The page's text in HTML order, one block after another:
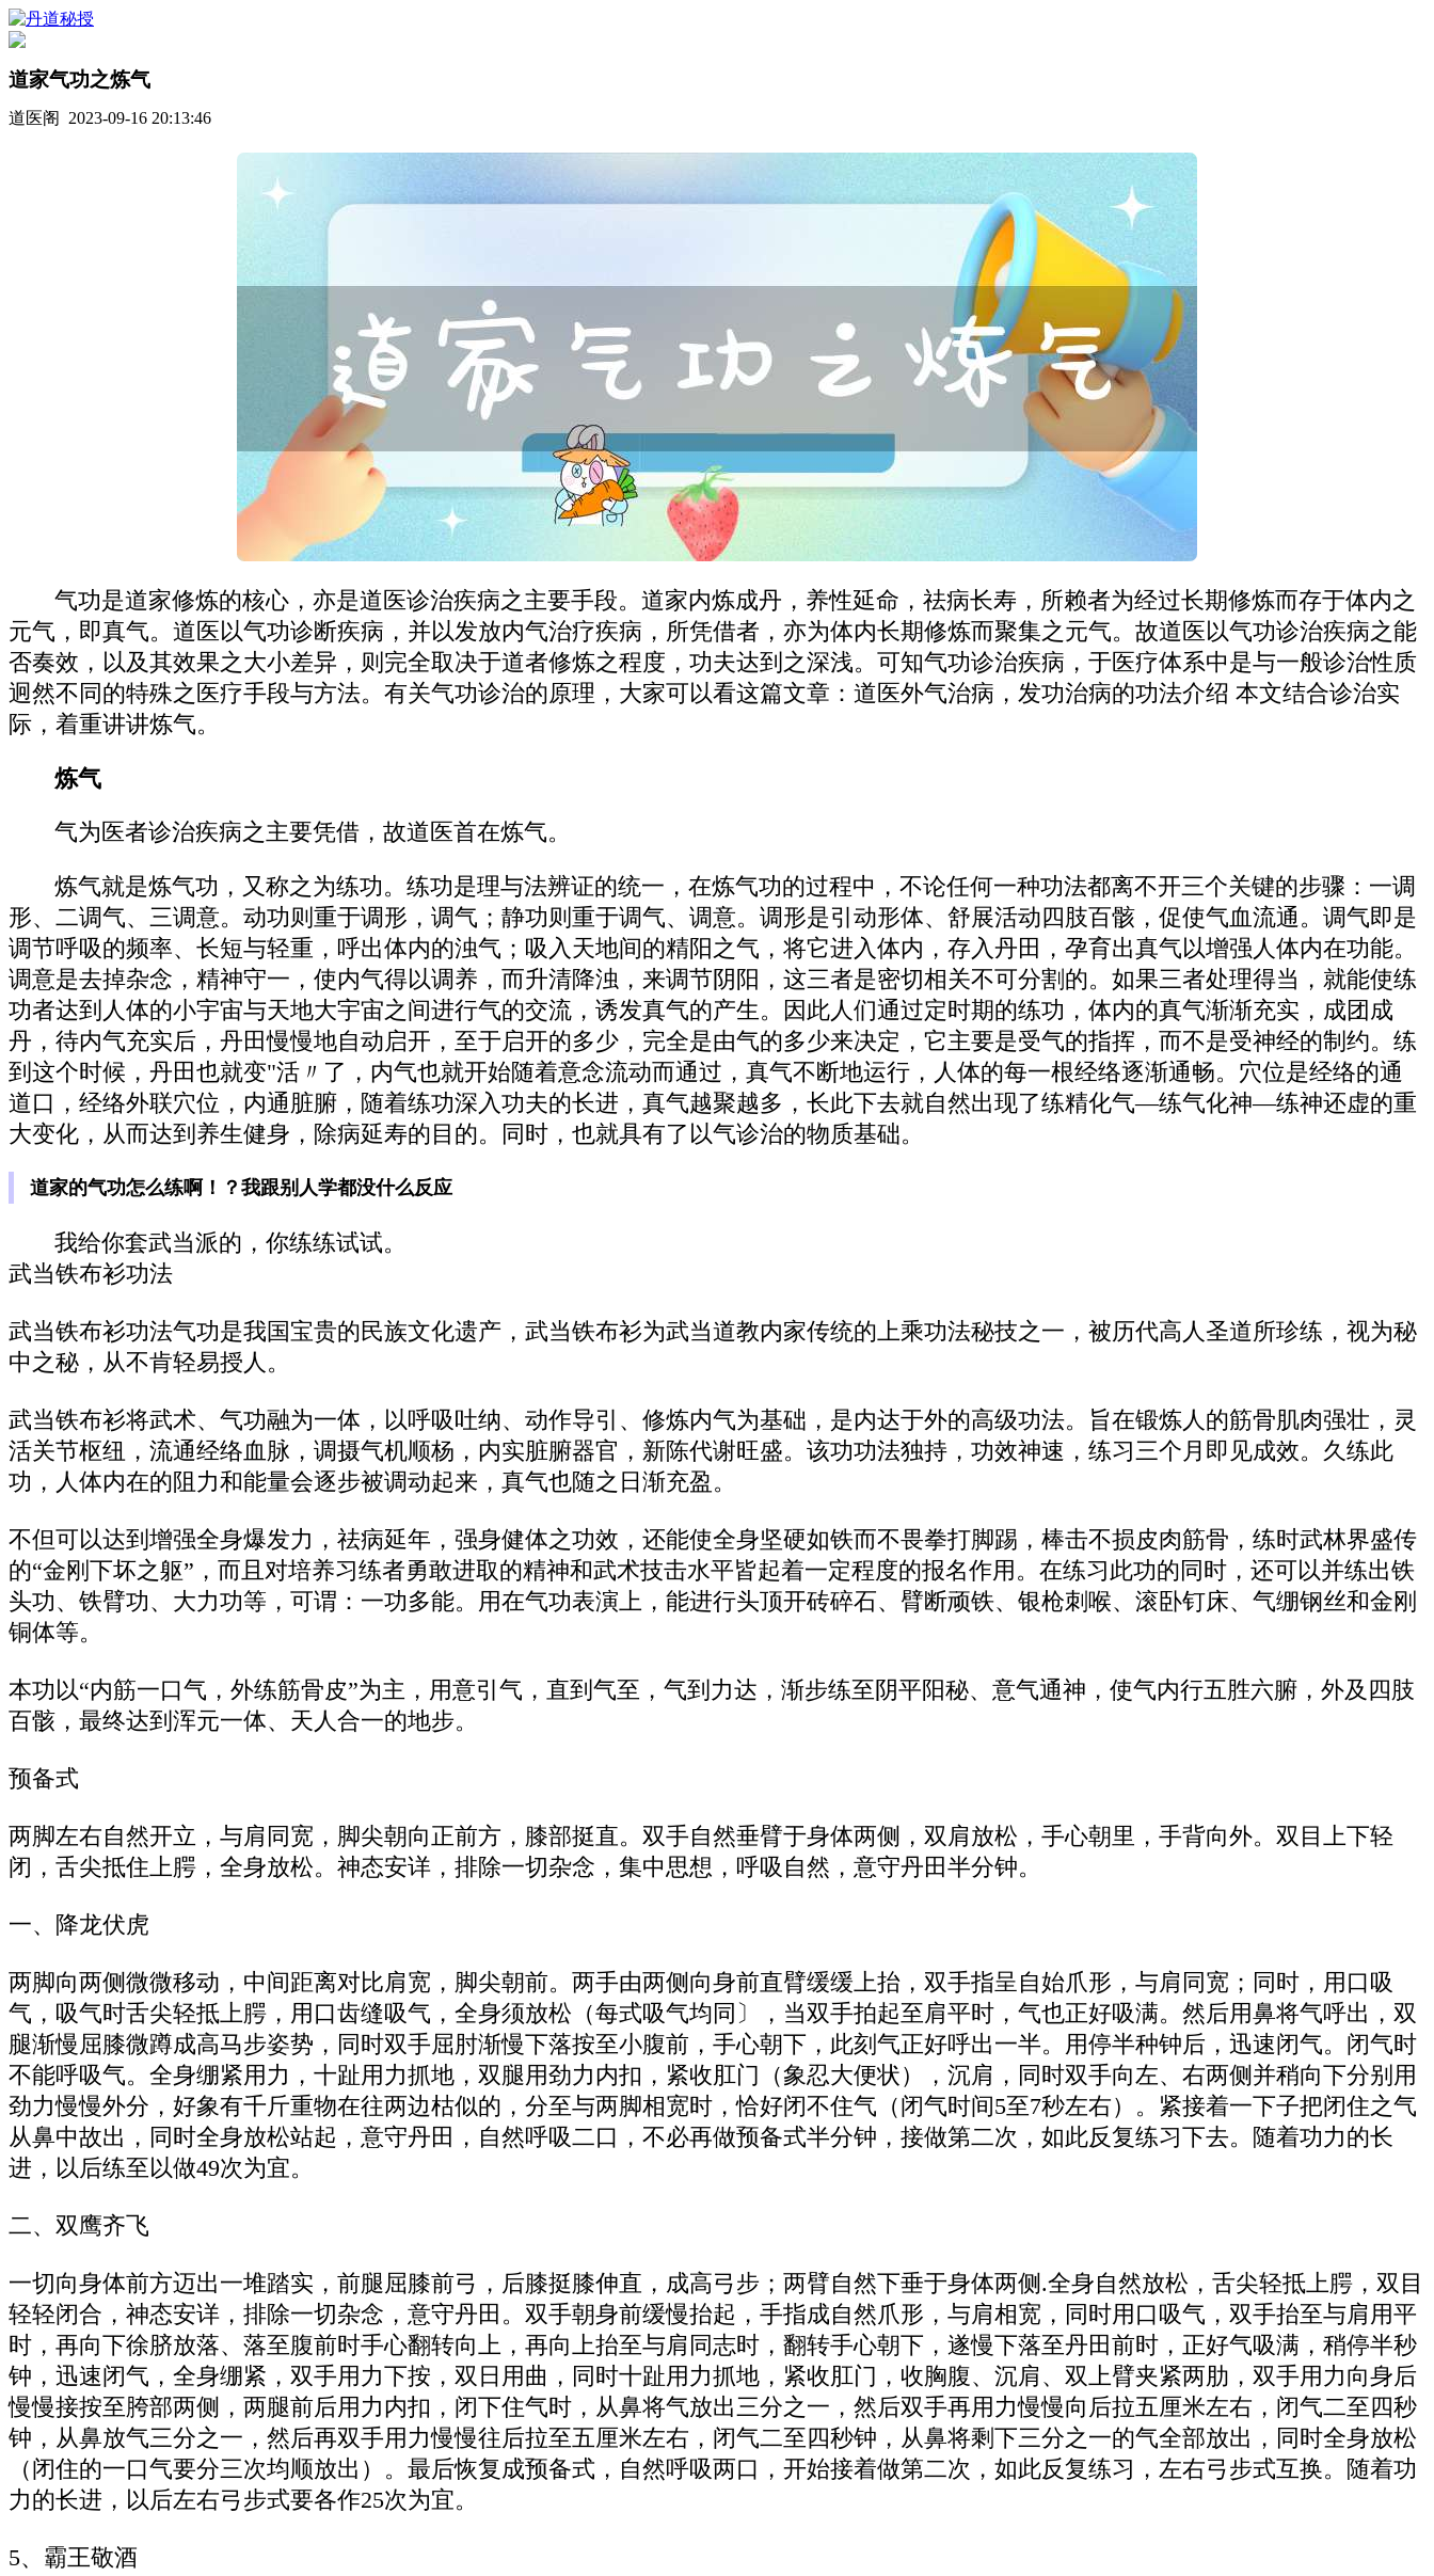
道家气功之炼气
道医阁 2023-09-16 20:13:46
气功是道家修炼的核心，亦是道医诊治疾病之主要手段。道家内炼成丹，养性延命，祛病长寿，所赖者为经过长期修炼而存于体内之
元气，即真气。道医以气功诊断疾病，并以发放内气治疗疾病，所凭借者，亦为体内长期修炼而聚集之元气。故道医以气功诊治疾病之能
否奏效，以及其效果之大小差异，则完全取决于道者修炼之程度，功夫达到之深浅。可知气功诊治疾病，于医疗体系中是与一般诊治性质
迥然不同的特殊之医疗手段与方法。有关气功诊治的原理，大家可以看这篇文章：道医外气治病，发功治病的功法介绍 本文结合诊治实
际，着重讲讲炼气。
炼气
气为医者诊治疾病之主要凭借，故道医首在炼气。
炼气就是炼气功，又称之为练功。练功是理与法辨证的统一，在炼气功的过程中，不论任何一种功法都离不开三个关键的步骤：一调
形、二调气、三调意。动功则重于调形，调气；静功则重于调气、调意。调形是引动形体、舒展活动四肢百骸，促使气血流通。调气即是
调节呼吸的频率、长短与轻重，呼出体内的浊气；吸入天地间的精阳之气，将它进入体内，存入丹田，孕育出真气以增强人体内在功能。
调意是去掉杂念，精神守一，使内气得以调养，而升清降浊，来调节阴阳，这三者是密切相关不可分割的。如果三者处理得当，就能使练
功者达到人体的小宇宙与天地大宇宙之间进行气的交流，诱发真气的产生。因此人们通过定时期的练功，体内的真气渐渐充实，成团成
丹，待内气充实后，丹田慢慢地自动启开，至于启开的多少，完全是由气的多少来决定，它主要是受气的指挥，而不是受神经的制约。练
到这个时候，丹田也就变"活〃了，内气也就开始随着意念流动而通过，真气不断地运行，人体的每一根经络逐渐通畅。穴位是经络的通
道口，经络外联穴位，内通脏腑，随着练功深入功夫的长进，真气越聚越多，长此下去就自然出现了练精化气—练气化神—练神还虚的重
大变化，从而达到养生健身，除病延寿的目的。同时，也就具有了以气诊治的物质基础。
道家的气功怎么练啊！？我跟别人学都没什么反应
我给你套武当派的，你练练试试。
武当铁布衫功法
武当铁布衫功法气功是我国宝贵的民族文化遗产，武当铁布衫为武当道教内家传统的上乘功法秘技之一，被历代高人圣道所珍练，视为秘
中之秘，从不肯轻易授人。
武当铁布衫将武术、气功融为一体，以呼吸吐纳、动作导引、修炼内气为基础，是内达于外的高级功法。旨在锻炼人的筋骨肌肉强壮，灵
活关节枢纽，流通经络血脉，调摄气机顺杨，内实脏腑器官，新陈代谢旺盛。该功功法独持，功效神速，练习三个月即见成效。久练此
功，人体内在的阻力和能量会逐步被调动起来，真气也随之日渐充盈。
不但可以达到增强全身爆发力，祛病延年，强身健体之功效，还能使全身坚硬如铁而不畏拳打脚踢，棒击不损皮肉筋骨，练时武林界盛传
的“金刚下坏之躯”，而且对培养习练者勇敢进取的精神和武术技击水平皆起着一定程度的报名作用。在练习此功的同时，还可以并练出铁
头功、铁臂功、大力功等，可谓：一功多能。用在气功表演上，能进行头顶开砖碎石、臂断顽铁、银枪刺喉、滚卧钉床、气绷钢丝和金刚
铜体等。
本功以“内筋一口气，外练筋骨皮”为主，用意引气，直到气至，气到力达，渐步练至阴平阳秘、意气通神，使气内行五胜六腑，外及四肢
百骸，最终达到浑元一体、天人合一的地步。
预备式
两脚左右自然开立，与肩同宽，脚尖朝向正前方，膝部挺直。双手自然垂臂于身体两侧，双肩放松，手心朝里，手背向外。双目上下轻
闭，舌尖抵住上腭，全身放松。神态安详，排除一切杂念，集中思想，呼吸自然，意守丹田半分钟。
一、降龙伏虎
两脚向两侧微微移动，中间距离对比肩宽，脚尖朝前。两手由两侧向身前直臂缓缓上抬，双手指呈自始爪形，与肩同宽；同时，用口吸
气，吸气时舌尖轻抵上腭，用口齿缝吸气，全身须放松（每式吸气均同〕，当双手拍起至肩平时，气也正好吸满。然后用鼻将气呼出，双
腿渐慢屈膝微蹲成高马步姿势，同时双手屈肘渐慢下落按至小腹前，手心朝下，此刻气正好呼出一半。用停半种钟后，迅速闭气。闭气时
不能呼吸气。全身绷紧用力，十趾用力抓地，双腿用劲力内扣，紧收肛门（象忍大便状），沉肩，同时双手向左、右两侧并稍向下分别用
劲力慢慢外分，好象有千斤重物在往两边枯似的，分至与两脚相宽时，恰好闭不住气（闭气时间5至7秒左右）。紧接着一下子把闭住之气
从鼻中故出，同时全身放松站起，意守丹田，自然呼吸二口，不必再做预备式半分钟，接做第二次，如此反复练习下去。随着功力的长
进，以后练至以做49次为宜。
二、双鹰齐飞
一切向身体前方迈出一堆踏实，前腿屈膝前弓，后膝挺膝伸直，成高弓步；两臂自然下垂于身体两侧.全身自然放松，舌尖轻抵上腭，双目
轻轻闭合，神态安详，排除一切杂念，意守丹田。双手朝身前缓慢抬起，手指成自然爪形，与肩相宽，同时用口吸气，双手抬至与肩用平
时，再向下徐脐放落、落至腹前时手心翻转向上，再向上抬至与肩同志时，翻转手心朝下，遂慢下落至丹田前时，正好气吸满，稍停半秒
钟，迅速闭气，全身绷紧，双手用力下按，双日用曲，同时十趾用力抓地，紧收肛门，收胸腹、沉肩、双上臂夹紧两肋，双手用力向身后
慢慢接按至胯部两侧，两腿前后用力内扣，闭下住气时，从鼻将气放出三分之一，然后双手再用力慢慢向后拉五厘米左右，闭气二至四秒
钟，从鼻放气三分之一，然后再双手用力慢慢往后拉至五厘米左右，闭气二至四秒钟，从鼻将剩下三分之一的气全部放出，同时全身放松
（闭住的一口气要分三次均顺放出）。最后恢复成预备式，自然呼吸两口，开始接着做第二次，如此反复练习，左右弓步式互换。随着功
力的长进，以后左右弓步式要各作25次为宜。
5、霸王敬酒